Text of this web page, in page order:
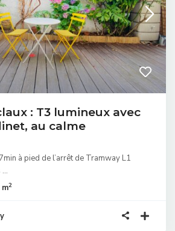
: T3 lumineux avec
au calme
à pied de l’arrêt de Tramway L1
...
2